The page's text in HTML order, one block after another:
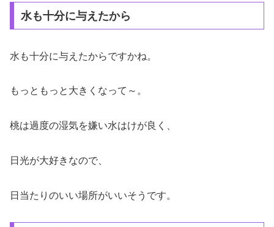
水も十分に与えたから
水も十分に与えたからですかね。
もっともっと大きくなって～。
桃は過度の湿気を嫌い水はけが良く、
日光が大好きなので、
日当たりのいい場所がいいそうです。